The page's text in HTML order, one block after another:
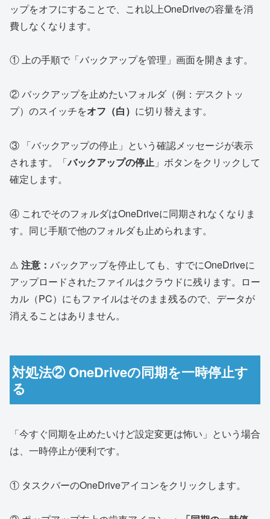
ップをオフにすることで、これ以上OneDriveの容量を消
費しなくなります。
① 上の手順で「バックアップを管理」画面を開きます。
② バックアップを止めたいフォルダ（例：デスクトッ
プ）のスイッチをオフ（白） に切り替えます。
③ 「バックアップの停止」という確認メッセージが表示
されます。「バックアップの停止 」ボタンをクリックして
確定します。
④ これでそのフォルダはOneDriveに同期されなくなりま
す。同じ手順で他のフォルダも止められます。
⚠️ 注意： バックアップを停止しても、すでにOneDriveに
アップロードされたファイルはクラウドに残ります。ロー
カル（PC）にもファイルはそのまま残るので、データが
消えることはありません。
対処法② OneDriveの同期を一時停止す
る
「今すぐ同期を止めたいけど設定変更は怖い」という場合
は、一時停止が便利です。
① タスクバーのOneDriveアイコンをクリックします。